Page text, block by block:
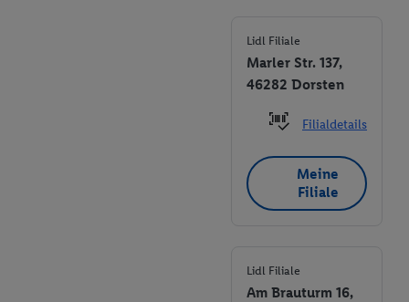
Lidl Filiale
Marler Str. 137,
46282 Dorsten
Filialdetails
Meine
Filiale
Lidl Filiale
Am Brauturm 16,